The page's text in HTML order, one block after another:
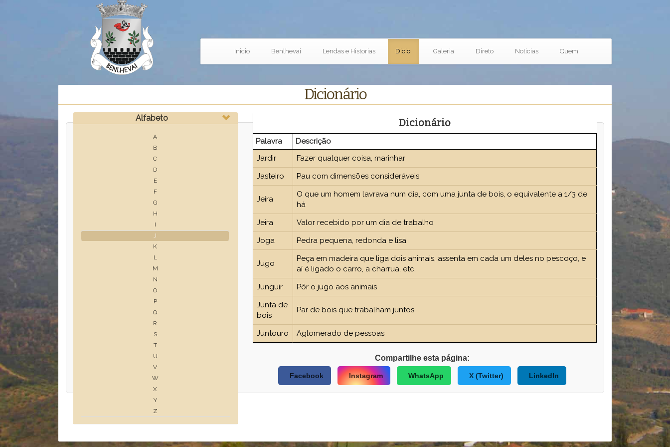
Inicio Benlhevai Lendas e Historias Dicio. Galeria Direto Noticias Quem
Dicionário
Alfabeto
A
B
C
D
E
F
G
H
I
J
K
L
M
N
O
P
Q
R
S
T
U
V
W
X
Y
Z
Dicionário
Palavra
Descrição
Jardir
Fazer qualquer coisa, marinhar
Jasteiro
Pau com dimensões consideráveis
Jeira
O que um homem lavrava num dia, com uma junta de bois, o equivalente a 1/3 de
há
Jeira
Valor recebido por um dia de trabalho
Joga
Pedra pequena, redonda e lisa
Jugo
Peça em madeira que liga dois animais, assenta em cada um deles no pescoço, e
aí é ligado o carro, a charrua, etc.
Junguir
Pôr o jugo aos animais
Junta de
bois
Par de bois que trabalham juntos
Juntouro Aglomerado de pessoas
Compartilhe esta página:
Facebook Instagram WhatsApp X (Twitter) LinkedIn